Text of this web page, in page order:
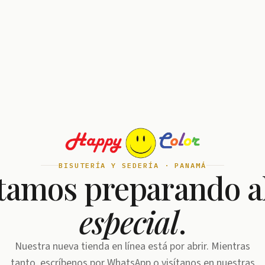
BISUTERÍA Y SEDERÍA · PANAMÁ
preparando
especial.
Nuestra nueva tienda en línea está por abrir. Mientras